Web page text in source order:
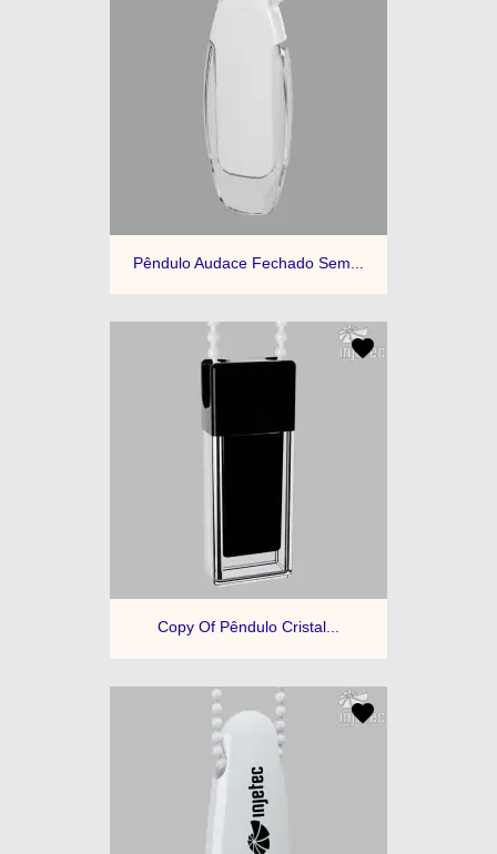
Pêndulo Audace Fechado Sem...
Copy Of Pêndulo Cristal...